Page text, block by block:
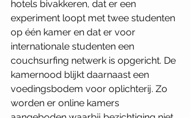
hotels bivakkeren, dat er een
experiment loopt met twee studenten
op één kamer en dat er voor
internationale studenten een
couchsurfing netwerk is opgericht. De
kamernood blijkt daarnaast een
voedingsbodem voor oplichterij. Zo
worden er online kamers